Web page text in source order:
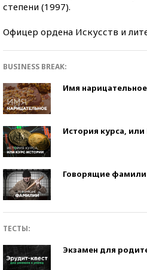
степени (1997).
Офицер ордена Искусств и
BUSINESS BREAK:
Имя нарицательное
История курса,
Говорящие
ТЕСТЫ:
Экзамен для